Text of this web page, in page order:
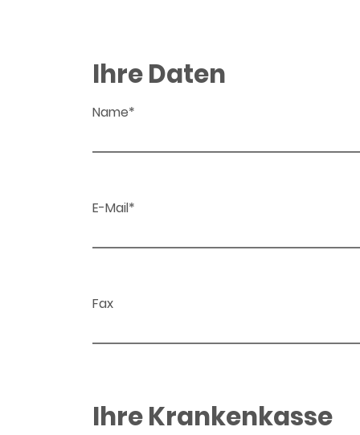
Ihre Daten
Name*
E-Mail*
Fax
Ihre Krankenkasse